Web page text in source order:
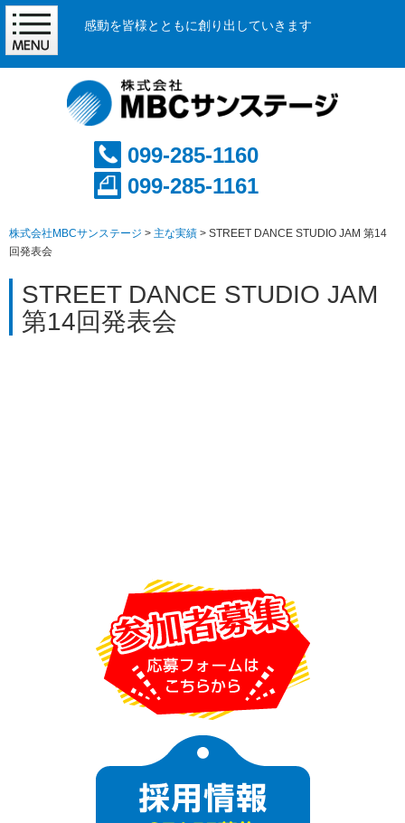
感動を皆様とともに創り出していきます
099-285-1160
099-285-1161
株式会社MBCサンステージ > 主な実績 > STREET DANCE STUDIO JAM 第14
回発表会
STREET DANCE STUDIO JAM
第14回発表会